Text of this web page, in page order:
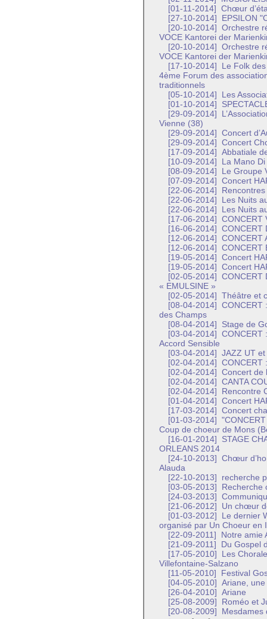
[01-11-2014]
Chœur
[27-10-2014]
EPSILON
[20-10-2014]
Orchestre
VOCE Kantorei der
[20-10-2014]
Orchestre
VOCE Kantorei der
[17-10-2014]
Le Folk
4ème Forum des
traditionnels
[05-10-2014]
Les
[01-10-2014]
[29-09-2014]
Vienne (38)
[29-09-2014]
Concert
[29-09-2014]
Concert
[17-09-2014]
Abbatiale
[10-09-2014]
La Mano Di
[08-09-2014]
Le Groupe
[07-09-2014]
Concert
[22-06-2014]
[22-06-2014]
Les Nuits
[22-06-2014]
Les Nuits
[17-06-2014]
CONCERT
[16-06-2014]
CONCERT
[12-06-2014]
CONCERT
[12-06-2014]
CONCERT
[19-05-2014]
Concert
[19-05-2014]
Concert
[02-05-2014]
CONCERT
« EMULSINE »
[02-05-2014]
Théâtre et
[08-04-2014]
CONCERT
des Champs
[08-04-2014]
Stage de
[03-04-2014]
CONCERT
Accord Sensible
[03-04-2014]
JAZZ UT et
[02-04-2014]
CONCERT
[02-04-2014]
Concert de
[02-04-2014]
CANTA
[02-04-2014]
Rencontre
[01-04-2014]
Concert
[17-03-2014]
Concert
[01-03-2014]
Coup de choeur de Mons
[16-01-2014]
STAGE
ORLEANS 2014
[24-10-2013]
Chœur
Alauda
[22-10-2013]
recherche
[03-05-2013]
Recherche
[24-03-2013]
[21-06-2012]
Un chœur
[01-03-2012]
Le dernier
organisé par Un Choeur en
[22-09-2011]
Notre amie
[21-09-2011]
Du Gospel
[17-05-2010]
Les
Villefontaine-Salzano
[11-05-2010]
Festival
[04-05-2010]
Ariane,
[26-04-2010]
Ariane
[25-08-2009]
Roméo et
[20-08-2009]
Mesdames